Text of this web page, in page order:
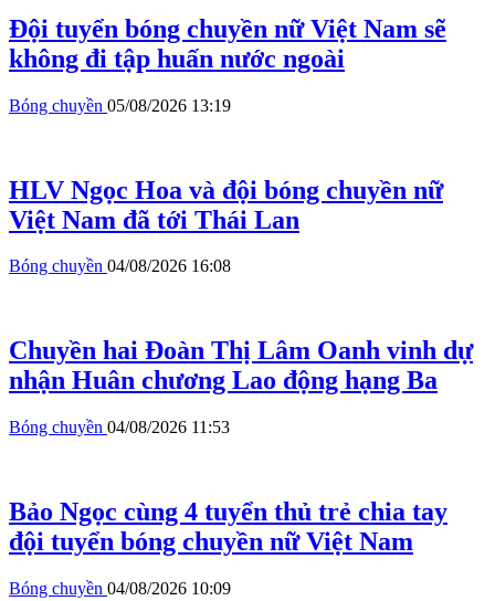
Đội tuyển bóng chuyền nữ Việt Nam sẽ
không đi tập huấn nước ngoài
Bóng chuyền 05/08/2026 13:19
HLV Ngọc Hoa và đội bóng chuyền nữ
Việt Nam đã tới Thái Lan
Bóng chuyền 04/08/2026 16:08
Chuyền hai Đoàn Thị Lâm Oanh vinh dự
nhận Huân chương Lao động hạng Ba
Bóng chuyền 04/08/2026 11:53
Bảo Ngọc cùng 4 tuyển thủ trẻ chia tay
đội tuyển bóng chuyền nữ Việt Nam
Bóng chuyền 04/08/2026 10:09